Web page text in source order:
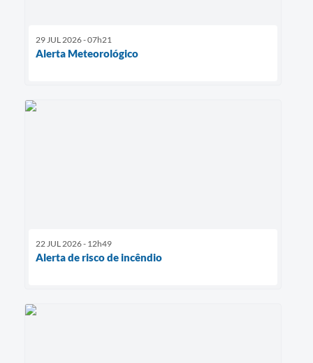
29 JUL 2026 - 07h21
Alerta Meteorológico
22 JUL 2026 - 12h49
Alerta de risco de incêndio